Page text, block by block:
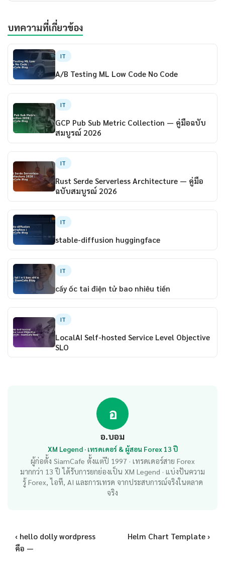
บทความที่เกี่ยวข้อง
IT
A/B Testing ML Low Code No Code
IT
GCP Pub Sub Metric Collection — คู่มือฉบับ
สมบูรณ์ 2026
IT
Rust Serde Serverless Architecture — คู่มือ
ฉบับสมบูรณ์ 2026
IT
stable-diffusion huggingface
IT
cấy ốc tai điện tử bao nhiêu tiền
IT
LocalAI Self-hosted Service Level Objective
SLO
อ
อ.บอม
XM Legend · เทรดเดอร์ & ผู้สอน Forex 13 ปี
ผู้ก่อตั้ง SiamCafe ตั้งแต่ปี 1997 · เทรดเดอร์สาย Forex
มากกว่า 13 ปี ได้รับการยกย่องเป็น XM Legend · แบ่งปันความ
รู้ Forex, ไอที, AI และการเทรด จากประสบการณ์จริงในตลาด
จริง
‹ hello dolly wordpress
คือ —
Helm Chart Template ›